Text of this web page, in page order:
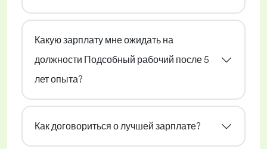
Какую зарплату мне ожидать на
должности Подсобный рабочий после 5
лет опыта?
Как договориться о лучшей зарплате?